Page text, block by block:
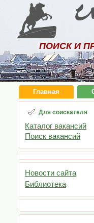
ПОИСК И
Главная
Для соискателя
Каталог вакансий
Поиск вакансий
Новости сайта
Библиотека